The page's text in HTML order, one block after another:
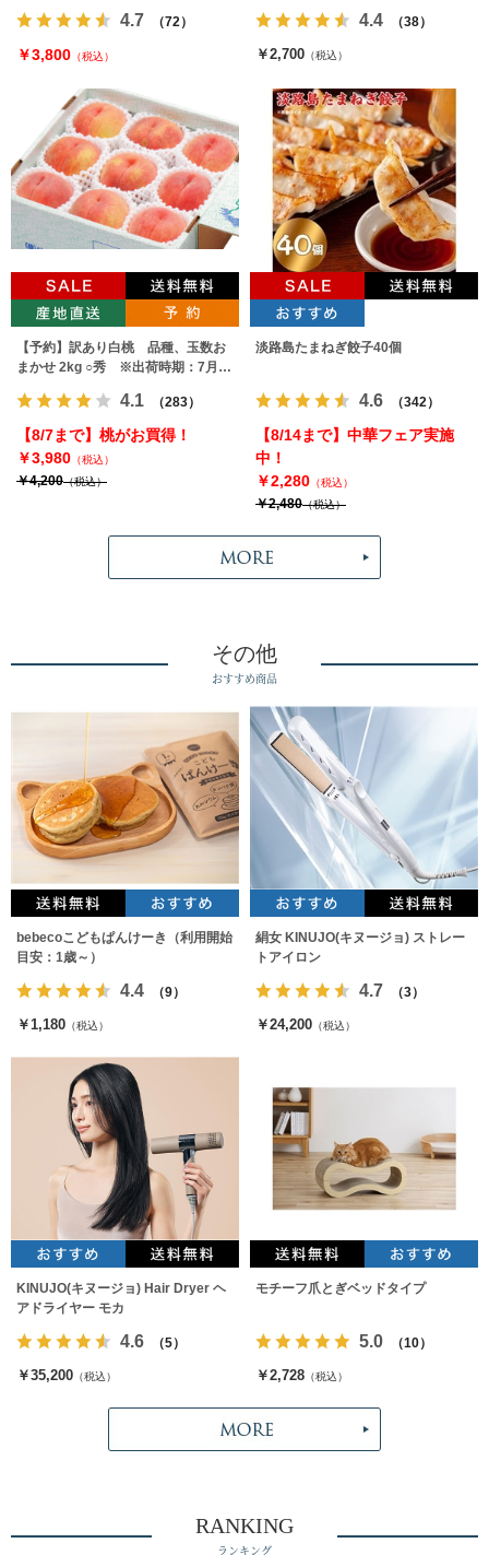
4.7 （72）
￥3,800 （税込）
4.4 （38）
￥2,700 （税込）
【予約】訳あり白桃 品種、玉数お
まかせ 2kg ○秀 ※出荷時期：7月下
4.1 （283）
【8/7まで】桃がお買得！
￥3,980 （税込）
￥4,200（税込）
淡路島たまねぎ餃子40個
4.6 （342）
【8/14まで】中華フェア実施
中！
￥2,280 （税込）
￥2,480（税込）
その他
おすすめ商品
bebecoこどもぱんけーき（利用開始
目安：1歳～）
4.4 （9）
￥1,180 （税込）
絹女 KINUJO(キヌージョ) ストレー
トアイロン
4.7 （3）
￥24,200 （税込）
KINUJO(キヌージョ) Hair Dryer ヘ
アドライヤー モカ
4.6 （5）
￥35,200 （税込）
モチーフ爪とぎベッドタイプ
5.0 （10）
￥2,728 （税込）
RANKING
ランキング